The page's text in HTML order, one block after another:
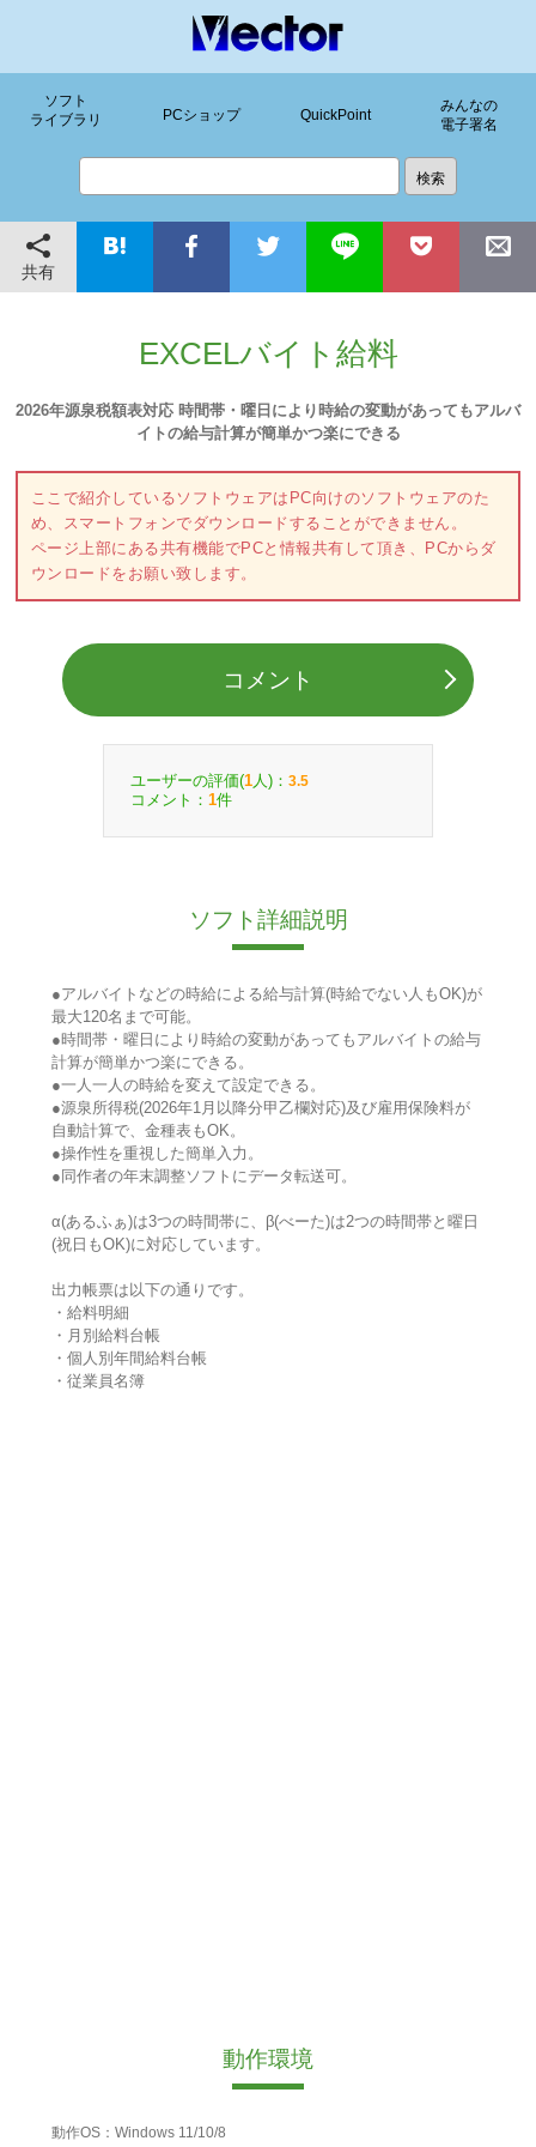
ソフト
ライブラリ
PCショップ QuickPoint
みんなの
電子署名
共有
EXCELバイト給料
2026年源泉税額表対応 時間帯・曜日により時給の変動があってもアルバ
イトの給与計算が簡単かつ楽にできる
ここで紹介しているソフトウェアはPC向けのソフトウェアのた
め、スマートフォンでダウンロードすることができません。
ページ上部にある共有機能でPCと情報共有して頂き、PCからダ
ウンロードをお願い致します。
コメント
ユーザーの評価(1 人)： 3.5
コメント： 1件
ソフト詳細説明
●アルバイトなどの時給による給与計算(時給でない人もOK)が
最大120名まで可能。
●時間帯・曜日により時給の変動があってもアルバイトの給与
計算が簡単かつ楽にできる。
●一人一人の時給を変えて設定できる。
●源泉所得税(2026年1月以降分甲乙欄対応)及び雇用保険料が
自動計算で、金種表もOK。
●操作性を重視した簡単入力。
●同作者の年末調整ソフトにデータ転送可。
α(あるふぁ)は3つの時間帯に、β(べーた)は2つの時間帯と曜日
(祝日もOK)に対応しています。
出力帳票は以下の通りです。
・給料明細
・月別給料台帳
・個人別年間給料台帳
・従業員名簿
動作環境
動作OS：Windows 11/10/8